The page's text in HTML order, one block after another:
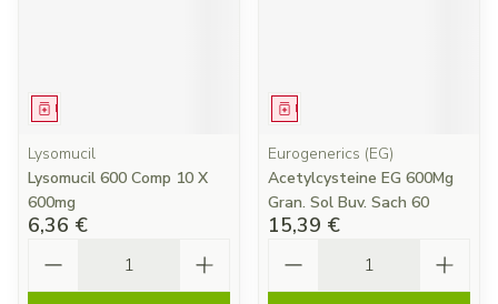
Médicament
Lysomucil
Lysomucil 600 Comp 10 X
600mg
6,36 €
Médicament
Eurogenerics (EG)
Acetylcysteine EG 600Mg
Gran. Sol Buv. Sach 60
15,39 €